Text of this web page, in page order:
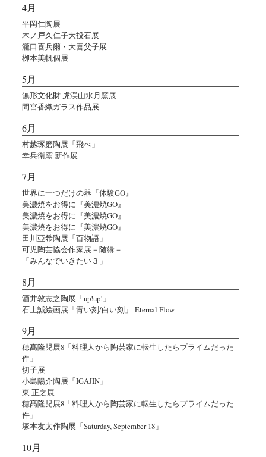
4月
平岡仁陶展
木ノ戸久仁子大投石展
瀧口喜兵爾・大喜父子展
栁本美帆個展
5月
無形文化財 虎渓山水月窯展
間宮香織ガラス作品展
6月
村越琢磨陶展「飛べ」
幸兵衛窯 新作展
7月
世界に一つだけの器『体験GO』
美濃焼をお得に『美濃焼GO』
美濃焼をお得に『美濃焼GO』
美濃焼をお得に『美濃焼GO』
田川亞希陶展「百物語」
可児陶芸協会作家展－随縁－
「みんなでいきたい３」
8月
酒井敦志之陶展「up!up!」
石上誠絵画展「青い刻/白い刻」-Eternal Flow-
9月
穂髙隆児展8「料理人から陶芸家に転生したらプライムだった
件」
切子展
小島陽介陶展「IGAJIN」
東 正之展
穂髙隆児展8「料理人から陶芸家に転生したらプライムだった
件」
塚本友太作陶展「Saturday, September 18」
10月